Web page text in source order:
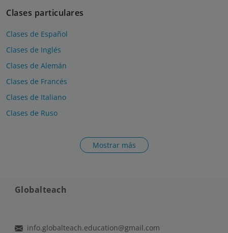
Clases particulares
Clases de Español
Clases de Inglés
Clases de Alemán
Clases de Francés
Clases de Italiano
Clases de Ruso
Mostrar más
Globalteach
info.globalteach.education@gmail.com